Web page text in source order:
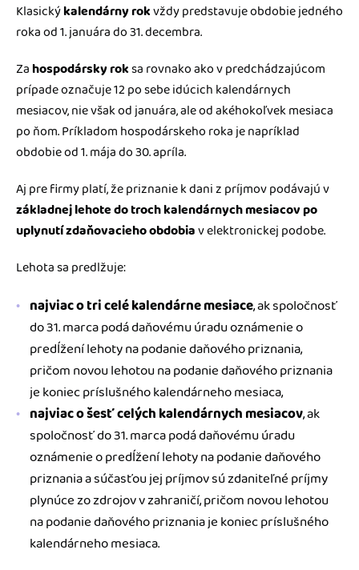
Klasickýkalendárny rokvždy predstavuje obdobie jedného
roka od 1. januára do 31. decembra.
Za hospodársky roksa rovnako ako v predchádzajúcom
prípade označuje 12 po sebe idúcich kalendárnych
mesiacov, nie však od januára, ale od akéhokoľvek mesiaca
po ňom. Príkladom hospodárskeho roka je napríklad
obdobie od 1. mája do 30. apríla.
Aj pre firmy platí, že priznanie k dani z príjmov podávajú v
základnej lehote do troch kalendárnych mesiacov po
uplynutí zdaňovacieho obdobiav elektronickej podobe.
Lehota sa predlžuje:
najviac o tri celé kalendárne mesiace, ak spoločnosť
do 31. marca podá daňovému úradu oznámenie o
predĺžení lehoty na podanie daňového priznania,
pričom novou lehotou na podanie daňového priznania
je koniec príslušného kalendárneho mesiaca,
najviac o šesť celých kalendárnych mesiacov, ak
spoločnosť do 31. marca podá daňovému úradu
oznámenie o predĺžení lehoty na podanie daňového
priznania a súčasťou jej príjmov sú zdaniteľné príjmy
plynúce zo zdrojov v zahraničí, pričom novou lehotou
na podanie daňového priznania je koniec príslušného
kalendárneho mesiaca.